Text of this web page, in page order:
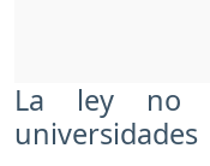
La ley no
universidades